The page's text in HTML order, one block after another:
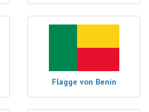
Flagge von Benin